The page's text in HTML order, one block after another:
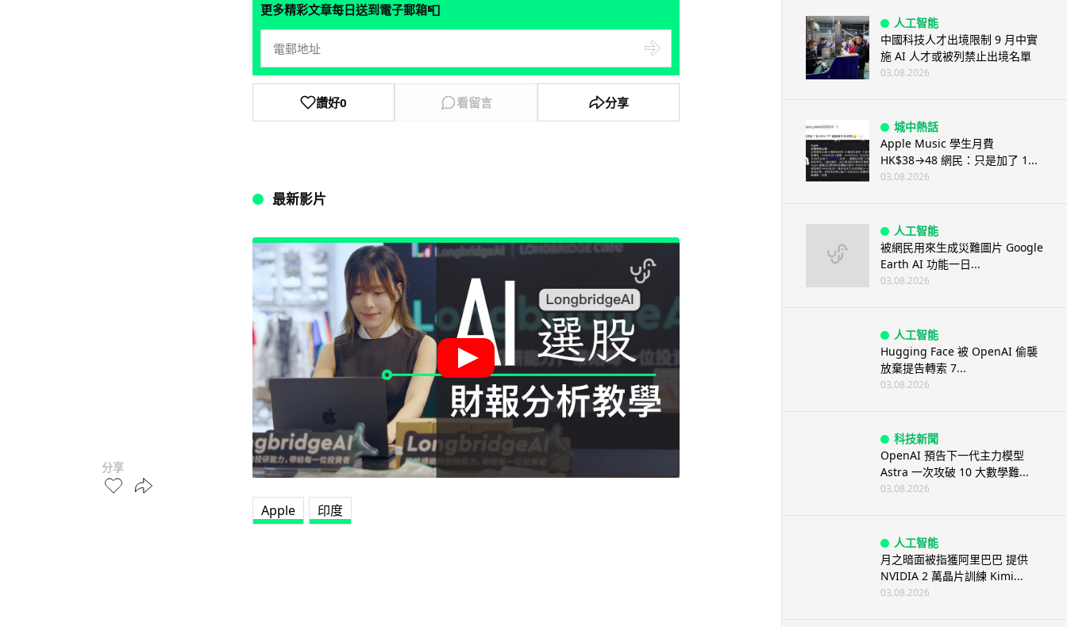
分享
更多精彩文章每日送到電子郵箱📮
讚好0 看留言 分享
最新影片
Apple 印度
人工智能
中國科技人才出境限制 9 月中實
施 AI 人才或被列禁止出境名單
03.08.2026
城中熱話
Apple Music 學生月費
HK$38→48 網民：只是加了 1...
03.08.2026
人工智能
被網民用來生成災難圖片 Google
Earth AI 功能一日...
03.08.2026
人工智能
Hugging Face 被 OpenAI 偷襲
放棄提告轉索 7...
03.08.2026
科技新聞
OpenAI 預告下一代主力模型
Astra 一次攻破 10 大數學難...
03.08.2026
人工智能
月之暗面被指獲阿里巴巴 提供
NVIDIA 2 萬晶片訓練 Kimi...
03.08.2026